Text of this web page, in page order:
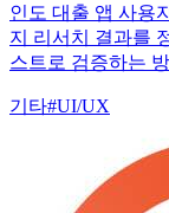
인도 대출 앱 사용
지 리서치 결과를
스트로 검증하는
기타#UI/UX